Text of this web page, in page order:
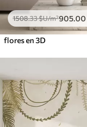
1508.33$U/m²905 .00
flores en 3D